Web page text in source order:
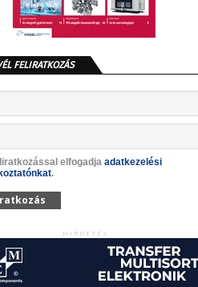
FELIRATKOZÁS
elfogadja adatkezelési
.
HIRDETÉS